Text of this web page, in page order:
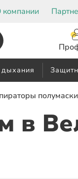
компании
полумаски
в